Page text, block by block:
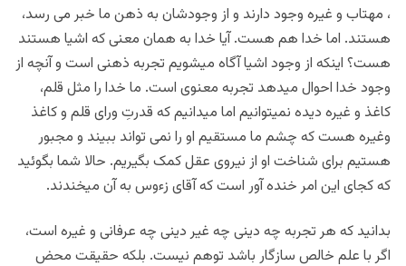
، مهتاب و غیره وجود دارند و از وجودشان به ذهن ما خبر می رسد،
هستند. اما خدا هم هست. آیا خدا به همان معنی که اشیا هستند
هست؟ اینکه از وجود اشیا آگاه میشویم تجربه ذهنی است و آنچه از
وجود خدا احوال میدهد تجربه معنوی است. ما خدا را مثل قلم،
کاغذ و غیره دیده نمیتوانیم اما میدانیم که قدرتِ ورای قلم و کاغذ
وغیره هست که چشم ما مستقیم او را نمی تواند ببیند و مجبور
هستیم برای شناخت او از نیروی عقل کمک بگیریم. حالا شما بگوئید
که کجای این امر خنده آور است که آقای زءوس به آن میخندند.
بدانید که هر تجربه چه دینی چه غیر دینی چه عرفانی و غیره است،
اگر با علم خالص سازگار باشد توهم نیست. بلکه حقیقت محض